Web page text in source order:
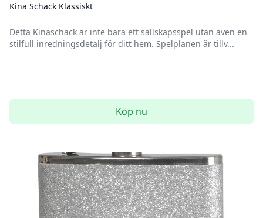
Kina Schack Klassiskt
Detta Kinaschack är inte bara ett sällskapsspel utan även en
stilfull inredningsdetalj för ditt hem. Spelplanen är tillv...
Köp nu